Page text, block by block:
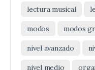
lectura musical
modos modos
nivel avanzado
nivel medio